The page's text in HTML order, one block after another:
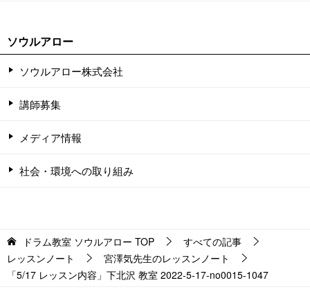
ソウルアロー
ソウルアロー株式会社
講師募集
メディア情報
社会・環境への取り組み
ドラム教室 ソウルアロー TOP
すべての記事
レッスンノート
宮澤気先生のレッスンノート
「5/17 レッスン内容」下北沢 教室 2022-5-17-no0015-1047